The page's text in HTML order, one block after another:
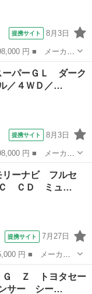
提携サイト 8月3日
グレード名： Ｇ
ツェリア後席モニタ
ーパーＧＬ ダーク
／４ＷＤ／…
提携サイト 8月3日
レード名： スー
Ｄ／寒冷地仕様／
リーナビ フルセ
ＣＤ ミュ…
提携サイト 7月27日
ド名： Ｇ メモリ
ミュージックプレ
Ｇ Ｚ トヨタセー
サー シー…